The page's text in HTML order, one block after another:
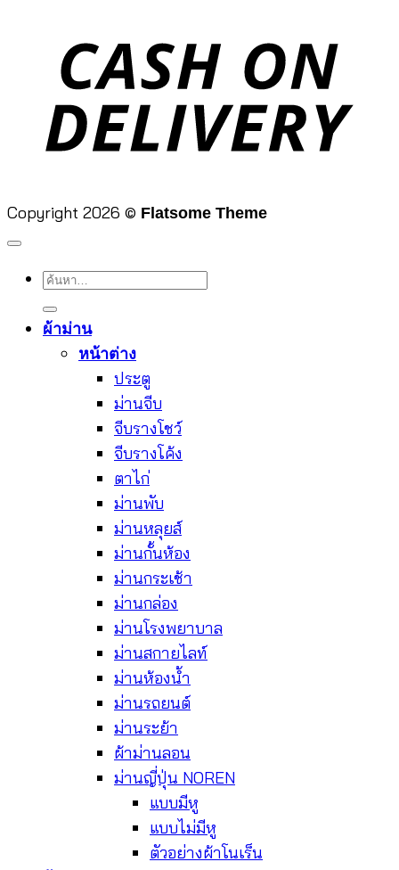
Copyright 2026 © Flatsome Theme
ค้นหา:
ผ้าม่าน
หน้าต่าง
ประตู
ม่านจีบ
จีบรางโชว์
จีบรางโค้ง
ตาไก่
ม่านพับ
ม่านหลุยส์
ม่านกั้นห้อง
ม่านกระเช้า
ม่านกล่อง
ม่านโรงพยาบาล
ม่านสกายไลท์
ม่านห้องน้ำ
ม่านรถยนต์
ม่านระย้า
ผ้าม่านลอน
ม่านญี่ปุ่น NOREN
แบบมีหู
แบบไม่มีหู
ตัวอย่างผ้าโนเร็น